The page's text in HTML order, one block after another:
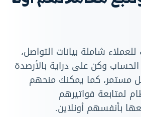
شاملة بيانات التواصل،
وكن على دراية بالأرصدة
مستمر، كما يمكنك منحهم
لمتابعة فواتيرهم
بأنفسهم أونلاين.